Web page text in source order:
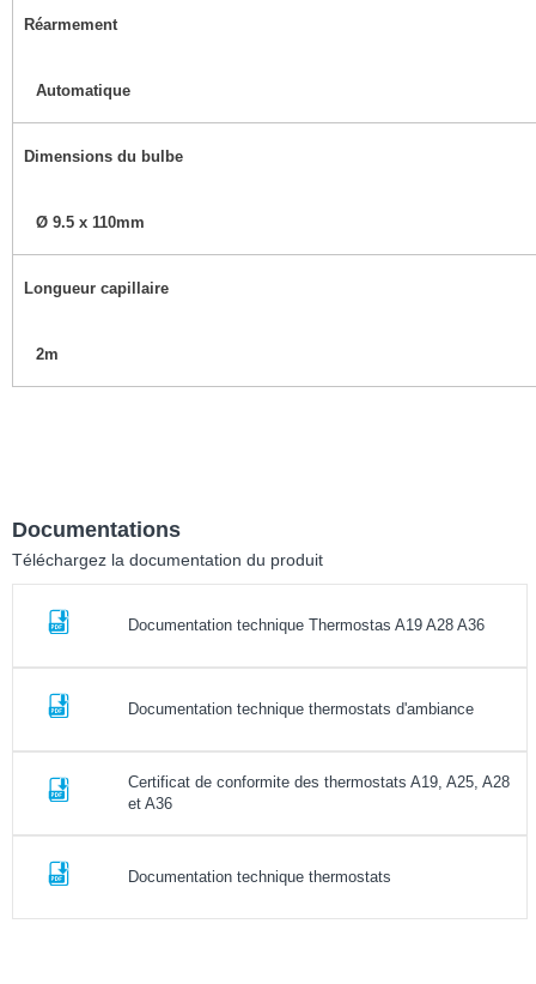
Réarmement
Automatique
Dimensions du bulbe
Ø 9.5 x 110mm
Longueur capillaire
2m
Documentations
Téléchargez la documentation du produit
Documentation technique Thermostas A19 A28 A36
Documentation technique thermostats d'ambiance
Certificat de conformite des thermostats A19, A25, A28
et A36
Documentation technique thermostats